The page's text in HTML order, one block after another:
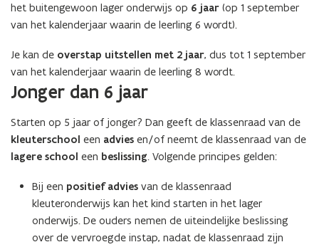
n
d
f
i
n
t
i
e
het buitengewoon lager onderwijs op 6 jaar (op 1 september
van het kalenderjaar waarin de leerling 6 wordt).
Je kan de overstap uitstellen met 2 jaar, dus tot 1 september
van het kalenderjaar waarin de leerling 8 wordt.
Jonger dan 6 jaar
Starten op 5 jaar of jonger? Dan geeft de klassenraad van de
kleuterschool een advies en/of neemt de klassenraad van de
lagere school een beslissing. Volgende principes gelden:
Bij een positief advies van de klassenraad
kleuteronderwijs kan het kind starten in het lager
onderwijs. De ouders nemen de uiteindelijke beslissing
over de vervroegde instap, nadat de klassenraad zijn